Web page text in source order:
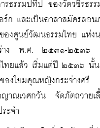
ารธรรมปทีป ของวัดวชิรธ
ร์ก และเป็นอาสาสมัครสอ
องศูนย์วัฒนธรรมไทย แห่ง
าง พ.ศ. ๒๕๓๑-๒๕๓๖
ไทยแล้ว เริ่มแต่ปี ๒๕๓๖ นั้
องโยมคุณหญิงกระจ่างศรี
ญาณเวศกวัน จัดภัตถวายเ
ะจำ